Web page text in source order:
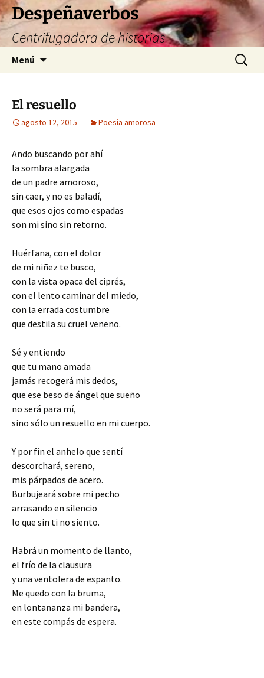
Saltar
al
contenido
Despeñaverbos
Centrifugadora de historias
Menú Buscar:
El resuello
agosto 12, 2015 Poesía amorosa
Ando buscando por ahí
la sombra alargada
de un padre amoroso,
sin caer, y no es baladí,
que esos ojos como espadas
son mi sino sin retorno.
Huérfana, con el dolor
de mi niñez te busco,
con la vista opaca del ciprés,
con el lento caminar del miedo,
con la errada costumbre
que destila su cruel veneno.
Sé y entiendo
que tu mano amada
jamás recogerá mis dedos,
que ese beso de ángel que sueño
no será para mí,
sino sólo un resuello en mi cuerpo.
Y por fin el anhelo que sentí
descorchará, sereno,
mis párpados de acero.
Burbujeará sobre mi pecho
arrasando en silencio
lo que sin ti no siento.
Habrá un momento de llanto,
el frío de la clausura
y una ventolera de espanto.
Me quedo con la bruma,
en lontananza mi bandera,
en este compás de espera.